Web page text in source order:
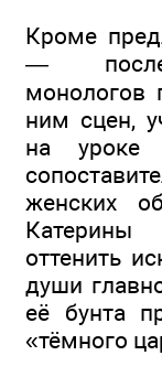
Кроме
—
монологов
ним сцен,
на
женских
Катерины
оттенить
души
её бунта
«тёмного